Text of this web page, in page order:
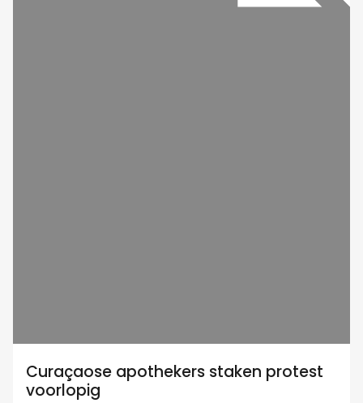
Curaçaose apothekers staken protest
voorlopig